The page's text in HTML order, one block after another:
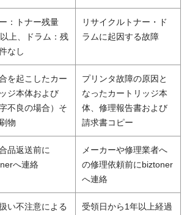
：トナー残量
上、ドラム：残
なし
リサイクルトナー・ド
ラムに起因する故障
を起こしたカー
ジ本体および
字不良の場合）そ
物
プリンタ故障の原因と
なったカートリッジ本
体、修理報告書および
請求書コピー
品返送前に
へ連絡
メーカーや修理業者へ
の修理依頼前にbiztoner
へ連絡
い不注意による
受領日から1年以上経過